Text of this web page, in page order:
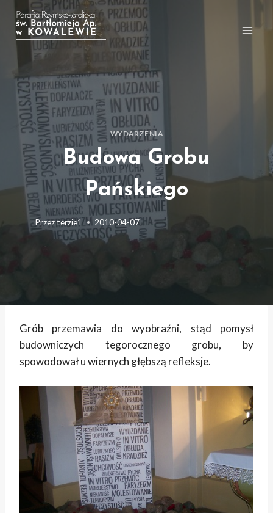
Przejdź
treści
WYDARZENIA
Budowa Grobu
Pańskiego
Przezterzie1 2010-04-07
Grób przemawia do wyobraźni, stąd pomysł
budowniczych tegorocznego grobu, by
spowodował u wiernych głębszą refleksje.